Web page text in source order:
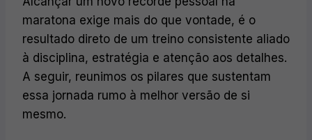
maratona exige mais do que vontade, é o
resultado direto de um treino consistente aliado
à disciplina, estratégia e atenção aos detalhes.
A seguir, reunimos os pilares que sustentam
essa jornada rumo à melhor versão de si
mesmo.